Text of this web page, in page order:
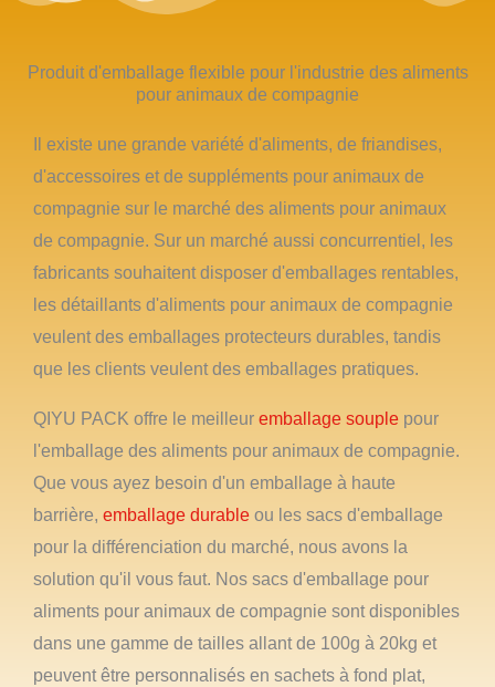
Produit d'emballage flexible pour l'industrie des aliments
pour animaux de compagnie
Il existe une grande variété d'aliments, de friandises,
d'accessoires et de suppléments pour animaux de
compagnie sur le marché des aliments pour animaux
de compagnie. Sur un marché aussi concurrentiel, les
fabricants souhaitent disposer d'emballages rentables,
les détaillants d'aliments pour animaux de compagnie
veulent des emballages protecteurs durables, tandis
que les clients veulent des emballages pratiques.
QIYU PACK offre le meilleur emballage souple pour
l'emballage des aliments pour animaux de compagnie.
Que vous ayez besoin d'un emballage à haute
barrière, emballage durable ou les sacs d'emballage
pour la différenciation du marché, nous avons la
solution qu'il vous faut. Nos sacs d'emballage pour
aliments pour animaux de compagnie sont disponibles
dans une gamme de tailles allant de 100g à 20kg et
peuvent être personnalisés en sachets à fond plat,